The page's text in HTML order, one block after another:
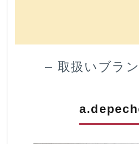
– 取扱いブラ